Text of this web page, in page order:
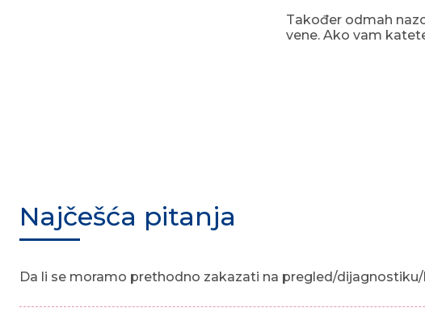
Također odmah
vene. Ako vam
Najčešća pitanja
Da li se moramo prethodno zakazati na pregled/